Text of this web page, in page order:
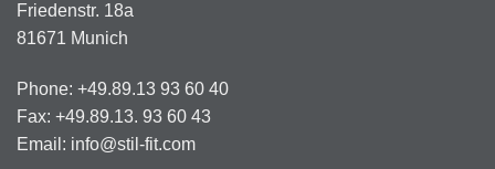
Friedenstr. 18a
81671 Munich
Phone: +49.89.13 93 60 40
Fax: +49.89.13. 93 60 43
Email: info@stil-fit.com